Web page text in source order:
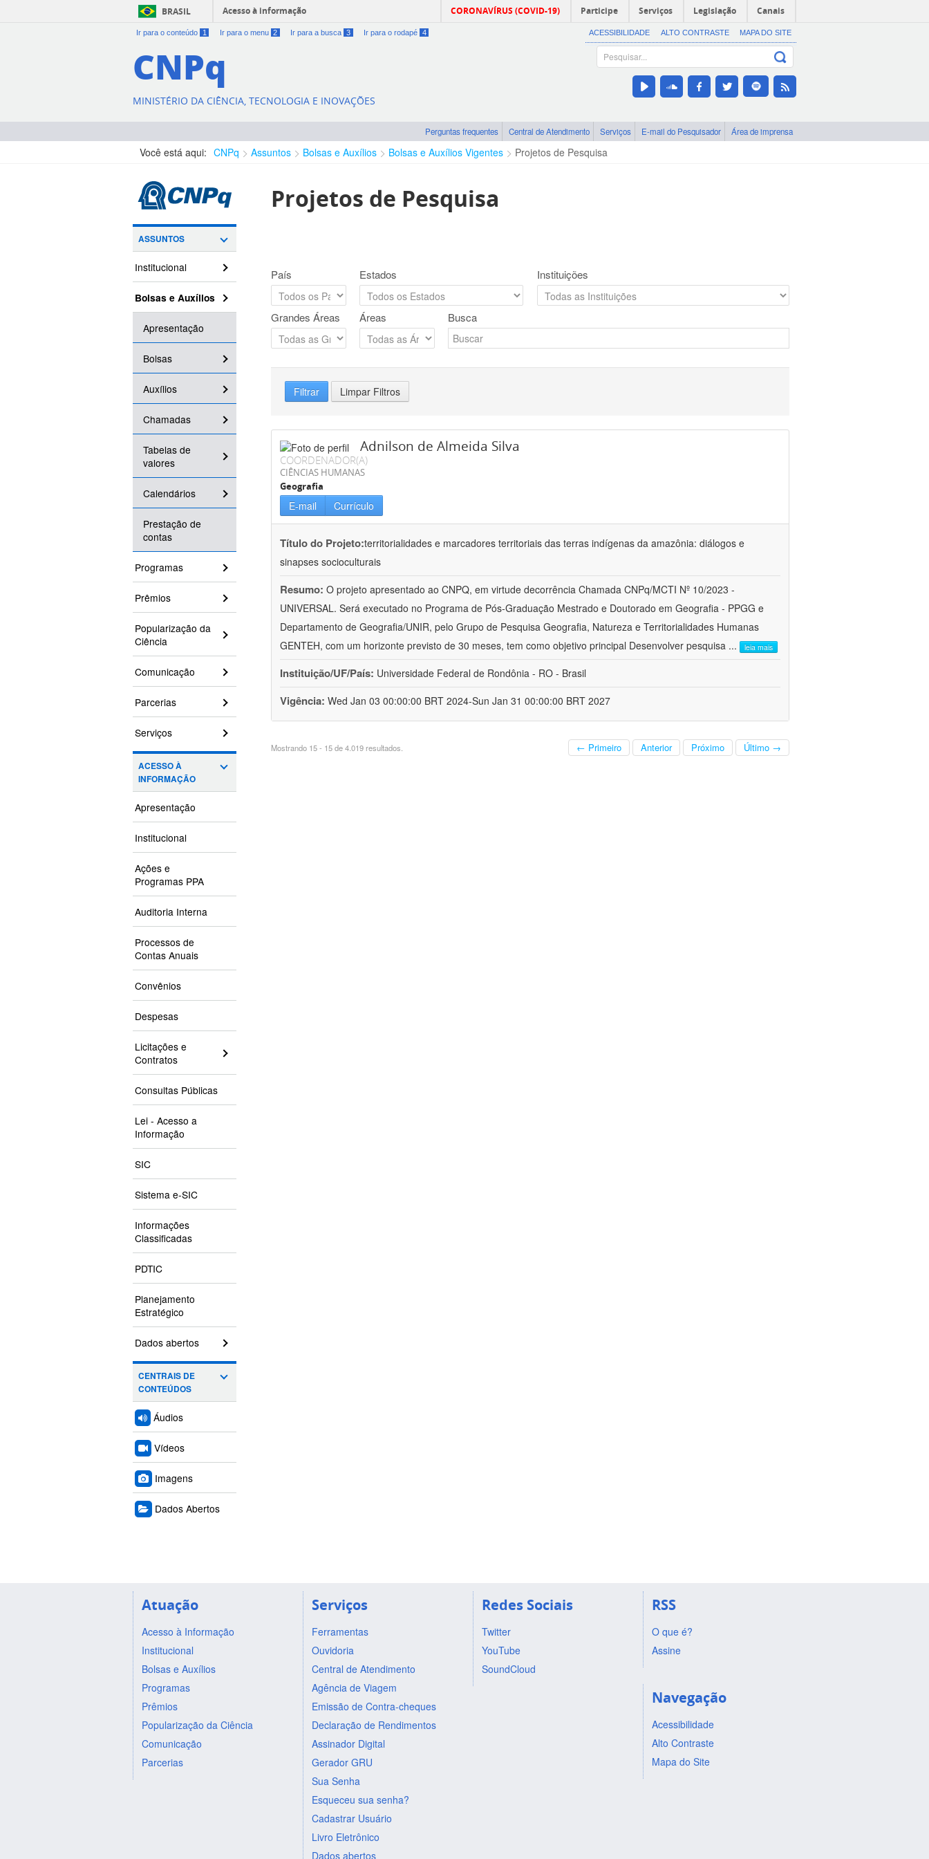
BRASIL Acesso à informação CORONAVÍRUS (COVID-19) Participe Serviços Legislação Canais
Ir para o conteúdo 1 Ir para o menu 2 Ir para a busca 3 Ir para o rodapé 4 ACESSIBILIDADE ALTO CONTRASTE MAPA DO SITE
CNPq
MINISTÉRIO DA CIÊNCIA, TECNOLOGIA E INOVAÇÕES
Perguntas frequentes Central de Atendimento Serviços E-mail do Pesquisador Área de imprensa
Você está aqui: CNPq Assuntos Bolsas e Auxílios Bolsas e Auxílios Vigentes Projetos de Pesquisa
ASSUNTOS
Institucional
Bolsas e Auxílios
Apresentação
Bolsas
Auxílios
Chamadas
Tabelas de
valores
Calendários
Prestação de
contas
Programas
Prêmios
Popularização da
Ciência
Comunicação
Parcerias
Serviços
ACESSO À
INFORMAÇÃO
Apresentação
Institucional
Ações e
Programas PPA
Auditoria Interna
Processos de
Contas Anuais
Convênios
Despesas
Licitações e
Contratos
Consultas Públicas
Lei - Acesso a
Informação
SIC
Sistema e-SIC
Informações
Classificadas
PDTIC
Planejamento
Estratégico
Dados abertos
CENTRAIS DE
CONTEÚDOS
Áudios
Vídeos
Imagens
Dados Abertos
Projetos de Pesquisa
País Estados Instituições
Grandes Áreas Áreas Busca
Filtrar Limpar Filtros
Adnilson de Almeida Silva
COORDENADOR(A)
CIÊNCIAS HUMANAS
Geografia
E-mail Currículo
Título do Projeto:territorialidades e marcadores territoriais das terras indígenas da amazônia: diálogos e
sinapses socioculturais
Resumo: O projeto apresentado ao CNPQ, em virtude decorrência Chamada CNPq/MCTI Nº 10/2023 -
UNIVERSAL. Será executado no Programa de Pós-Graduação Mestrado e Doutorado em Geografia - PPGG e
Departamento de Geografia/UNIR, pelo Grupo de Pesquisa Geografia, Natureza e Territorialidades Humanas 
GENTEH, com um horizonte previsto de 30 meses, tem como objetivo principal Desenvolver pesquisa ... leia mais
Instituição/UF/País: Universidade Federal de Rondônia - RO - Brasil
Vigência: Wed Jan 03 00:00:00 BRT 2024-Sun Jan 31 00:00:00 BRT 2027
Mostrando 15 - 15 de 4.019 resultados. ← Primeiro Anterior Próximo Último →
Atuação
Acesso à Informação
Institucional
Bolsas e Auxílios
Programas
Prêmios
Popularização da Ciência
Comunicação
Parcerias
Serviços
Ferramentas
Ouvidoria
Central de Atendimento
Agência de Viagem
Emissão de Contra-cheques
Declaração de Rendimentos
Assinador Digital
Gerador GRU
Sua Senha
Esqueceu sua senha?
Cadastrar Usuário
Livro Eletrônico
Dados abertos
Redes Sociais
Twitter
YouTube
SoundCloud
RSS
O que é?
Assine
Navegação
Acessibilidade
Alto Contraste
Mapa do Site